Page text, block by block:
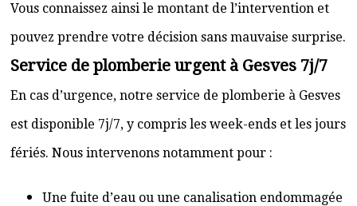
Vous connaissez ainsi le montant de l’intervention et
pouvez prendre votre décision sans mauvaise surprise.
Service de plomberie urgent à Gesves 7j/7
En cas d’urgence, notre service de plomberie à Gesves
est disponible 7j/7, y compris les week-ends et les jours
fériés. Nous intervenons notamment pour :
Une fuite d’eau ou une canalisation endommagée